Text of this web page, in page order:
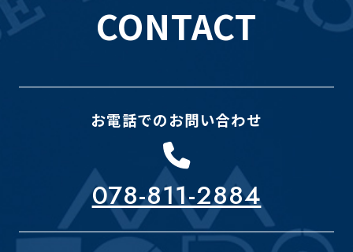
CONTACT
お電話でのお問い合わせ
078-811-2884